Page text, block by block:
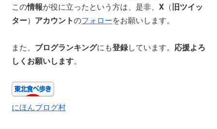
この情報が役に立ったという方は、是非、 X （旧ツイッ
ター） アカウントのフォローをお願いします。
また、 ブログランキングにも登録しています。 応援よろ
しくお願いします。
にほんブログ村